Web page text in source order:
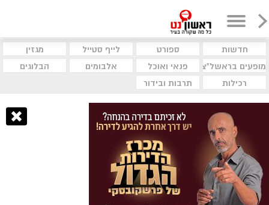
חדשות ספורט לייף סטייל
מגזין
מופעים בראשל"צ
פנאי ואוכל אלבומים
הבלוגים
רכילות
תרבות ובידור